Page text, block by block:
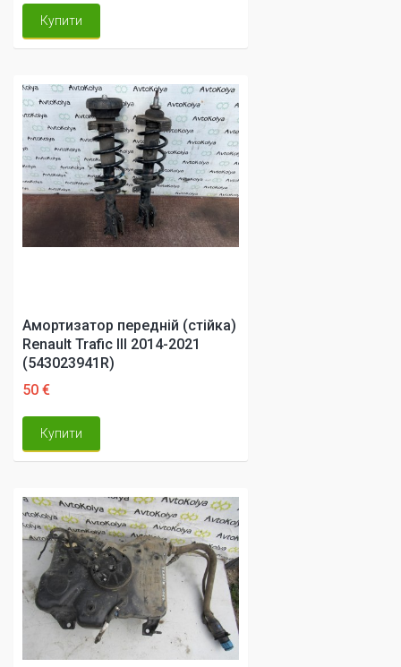
Купити
Амортизатор передній (стійка)
Renault Trafic III 2014-2021
(543023941R)
50 €
Купити